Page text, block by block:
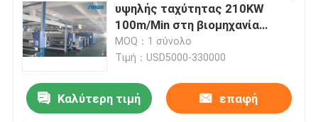
υψηλής ταχύτητας 210KW
100m/Min στη βιομηχανία
κλωστοϋφαντουργίας 2800mm
MOQ：1 σύνολο
Τιμή：USD5000-330000
Καλύτερη τιμή επαφή